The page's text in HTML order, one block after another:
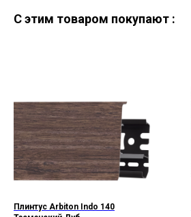
C этим товаром покупают :
Плинтус Arbiton Indo 140